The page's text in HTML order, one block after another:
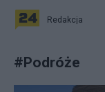
Redakcja
#Podróże